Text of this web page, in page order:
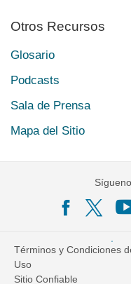
Otros Recursos
Glosario
Podcasts
Sala de Prensa
Mapa del Sitio
Términos y Condiciones
Uso
Sitio Confiable